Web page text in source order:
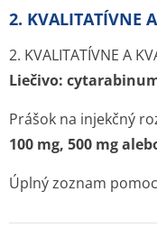
2. KVALITATÍVNE
2. KVALITATÍVNE A
Liečivo:
Prášok na injekčný
100 mg, 500 mg
Úplný zoznam